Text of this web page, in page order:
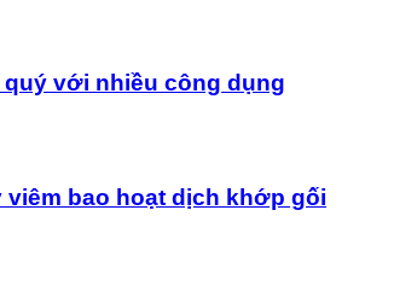
với nhiều công dụng
viêm bao hoạt dịch khớp gối